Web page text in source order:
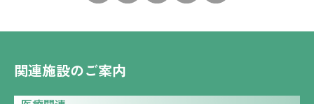
関連施設のご案内